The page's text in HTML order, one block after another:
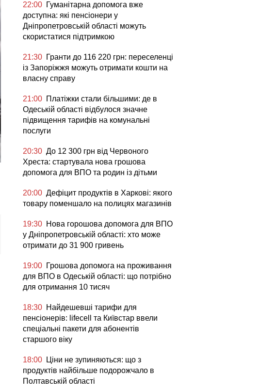
22:00 Гуманітарна допомога вже
доступна: які пенсіонери у
Дніпропетровській області можуть
скористатися підтримкою
21:30 Гранти до 116 220 грн: переселенці
із Запоріжжя можуть отримати кошти на
власну справу
21:00 Платіжки стали більшими: де в
Одеській області відбулося значне
підвищення тарифів на комунальні
послуги
20:30 До 12 300 грн від Червоного
Хреста: стартувала нова грошова
допомога для ВПО та родин із дітьми
20:00 Дефіцит продуктів в Харкові: якого
товару поменшало на полицях магазинів
19:30 Нова горошова допомога для ВПО
у Дніпропетровській області: хто може
отримати до 31 900 гривень
19:00 Грошова допомога на проживання
для ВПО в Одеській області: що потрібно
для отримання 10 тисяч
18:30 Найдешевші тарифи для
пенсіонерів: lifecell та Київстар ввели
спеціальні пакети для абонентів
старшого віку
18:00
Ціни не зупиняються: що з
продуктів найбільше подорожчало в
Полтавській області